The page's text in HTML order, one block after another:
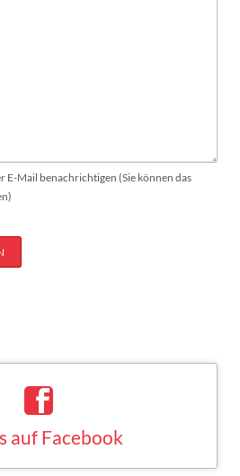
E-Mail benachrichtigen (Sie können das